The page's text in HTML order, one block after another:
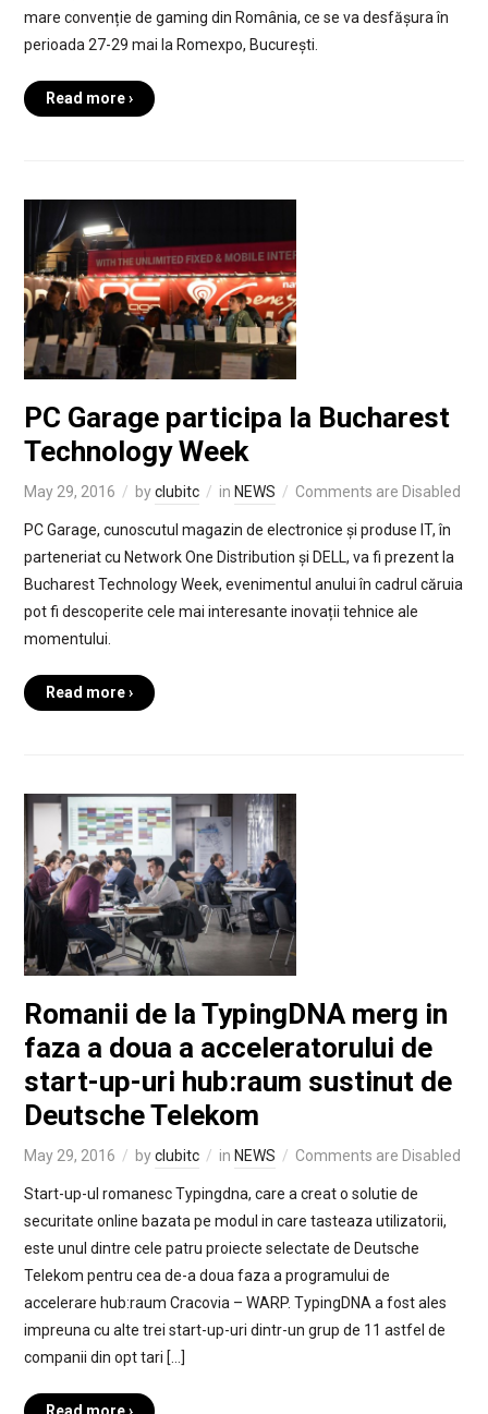
mare convenție de gaming din România, ce se va desfășura în
perioada 27-29 mai la Romexpo, București.
Read more ›
PC Garage participa la Bucharest
Technology Week
May 29, 2016 byclubitc in NEWS Comments are Disabled
PC Garage, cunoscutul magazin de electronice și produse IT, în
parteneriat cu Network One Distribution și DELL, va fi prezent la
Bucharest Technology Week, evenimentul anului în cadrul căruia
pot fi descoperite cele mai interesante inovații tehnice ale
momentului.
Read more ›
Romanii de la TypingDNA merg in
faza a doua a acceleratorului de
start-up-uri hub:raum sustinut de
Deutsche Telekom
May 29, 2016 byclubitc in NEWS Comments are Disabled
Start-up-ul romanesc Typingdna, care a creat o solutie de
securitate online bazata pe modul in care tasteaza utilizatorii,
este unul dintre cele patru proiecte selectate de Deutsche
Telekom pentru cea de-a doua faza a programului de
accelerare hub:raum Cracovia – WARP. TypingDNA a fost ales
impreuna cu alte trei start-up-uri dintr-un grup de 11 astfel de
companii din opt tari […]
Read more ›